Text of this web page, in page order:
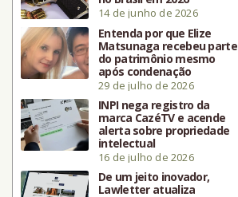
14 de junho de 2026
Entenda por que Elize
Matsunaga recebeu parte
do patrimônio mesmo
após condenação
29 de julho de 2026
INPI nega registro da
marca CazéTV e acende
alerta sobre propriedade
intelectual
16 de julho de 2026
De um jeito inovador,
Lawletter atualiza